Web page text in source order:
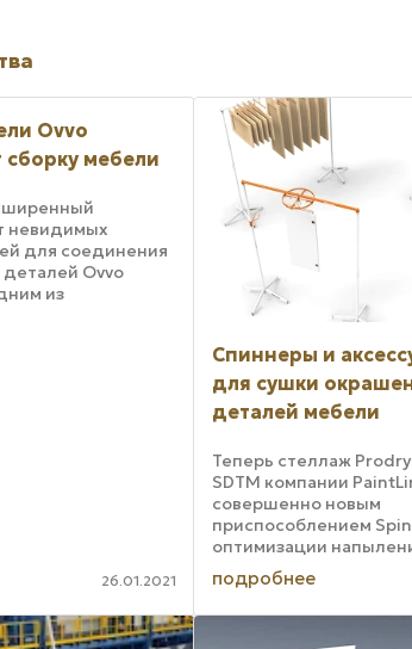
Ovvo
мебели
невидимых
для соединения
Ovvo
из
26.01.2021
Спиннеры и
для сушки
деталей мебели
Теперь стеллаж
SDTM компании
совершенно новым
приспособлением
оптимизации
и лаков. Пользователь
вращать спиннер за
металлический край.
подробнее